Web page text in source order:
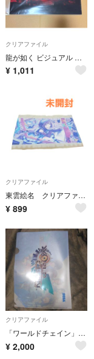
クリアファイル
龍が如く ビジュアル クリアファイル C
¥ 1,011
クリアファイル
東雲絵名 クリアファイル Iなんです
¥ 899
クリアファイル
「ワールドチェイン」クリアファイル
¥ 2,000